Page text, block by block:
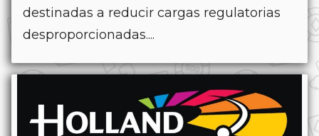
destinadas a reducir cargas regulatorias
desproporcionadas....